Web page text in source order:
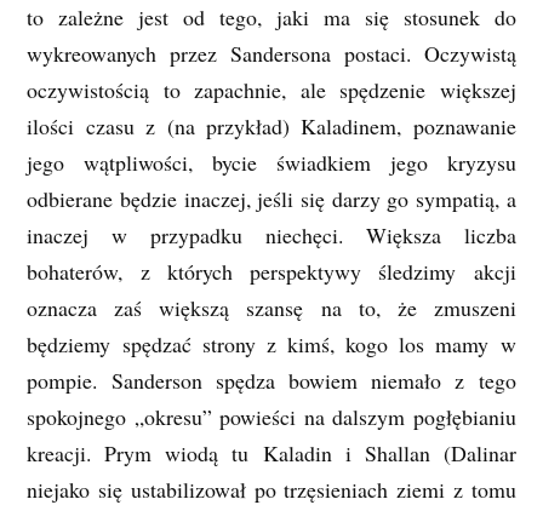
to zależne jest od tego, jaki ma się stosunek do
wykreowanych przez Sandersona postaci. Oczywistą
oczywistością to zapachnie, ale spędzenie większej
ilości czasu z (na przykład) Kaladinem, poznawanie
jego wątpliwości, bycie świadkiem jego kryzysu
odbierane będzie inaczej, jeśli się darzy go sympatią, a
inaczej w przypadku niechęci. Większa liczba
bohaterów, z których perspektywy śledzimy akcji
oznacza zaś większą szansę na to, że zmuszeni
będziemy spędzać strony z kimś, kogo los mamy w
pompie. Sanderson spędza bowiem niemało z tego
spokojnego „okresu” powieści na dalszym pogłębianiu
kreacji. Prym wiodą tu Kaladin i Shallan (Dalinar
niejako się ustabilizował po trzęsieniach ziemi z tomu